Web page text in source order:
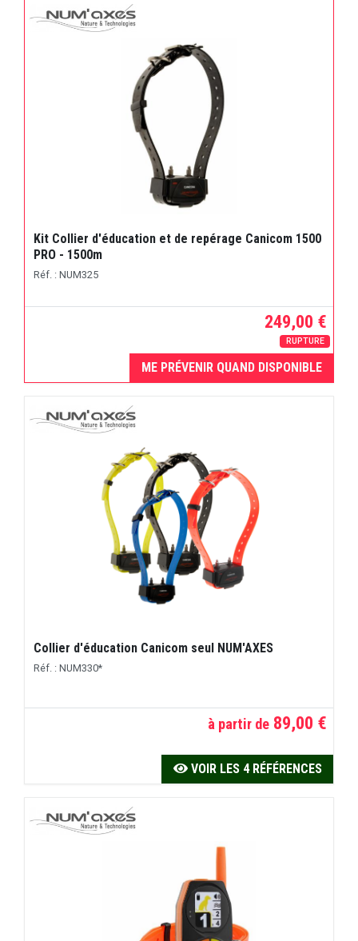
Kit Collier d'éducation et de repérage Canicom 1500
PRO - 1500m
Réf. : NUM325
249,00 €
RUPTURE
ME PRÉVENIR QUAND DISPONIBLE
Collier d'éducation Canicom seul NUM'AXES
Réf. : NUM330*
à partir de 89,00 €
VOIR LES 4 RÉFÉRENCES